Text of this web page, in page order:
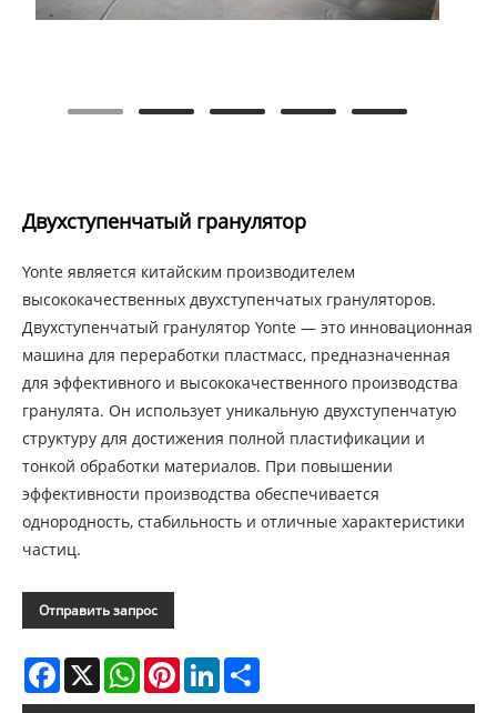
Двухступенчатый гранулятор
Yonte является китайским производителем
высококачественных двухступенчатых грануляторов.
Двухступенчатый гранулятор Yonte — это инновационная
машина для переработки пластмасс, предназначенная
для эффективного и высококачественного производства
гранулята. Он использует уникальную двухступенчатую
структуру для достижения полной пластификации и
тонкой обработки материалов. При повышении
эффективности производства обеспечивается
однородность, стабильность и отличные характеристики
частиц.
Отправить запрос
Facebook
X WhatsAppPinterestLinkedIn